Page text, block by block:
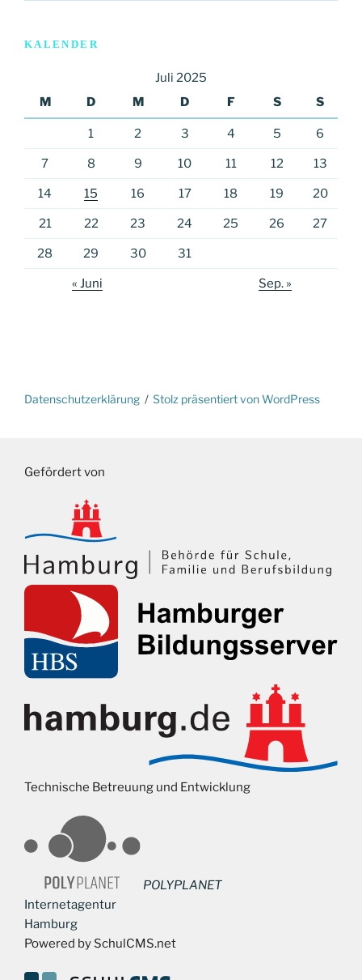
KALENDER
Juli 2025
M
D M D F S S
1 2 3 4 5 6
7 8 9 10 11 12 13
14 15 16 17 18 19 20
21 22 23 24 25 26 27
28 29 30 31
« Juni Sep. »
Datenschutzerklärung Stolz präsentiert von WordPress
Gefördert von
Technische Betreuung und Entwicklung
POLYPLANET
Internetagentur
Hamburg
Powered by SchulCMS.net